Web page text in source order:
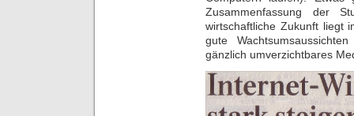
Zusammenfassung der
wirtschaftliche Zukunft liegt
gute
gänzlich umverzichtbares